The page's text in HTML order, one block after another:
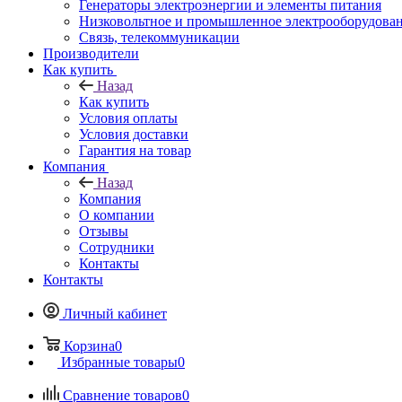
Генераторы электроэнергии и элементы питания
Низковольтное и промышленное
Связь, телекоммуникации
Производители
Как купить
Назад
Как купить
Условия оплаты
Условия доставки
Гарантия на товар
Компания
Назад
Компания
О компании
Отзывы
Сотрудники
Контакты
Контакты
Личный кабинет
Корзина0
Избранные товары0
Сравнение товаров0